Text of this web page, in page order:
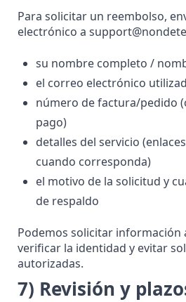
Para solicitar un reembolso,
electrónico a
su nombre completo /
el correo electrónico
número de factura/pedido
pago)
detalles del servicio
cuando corresponda)
el motivo de la solicitud y
de respaldo
Podemos solicitar información
verificar la identidad y evitar
autorizadas.
7) Revisión y